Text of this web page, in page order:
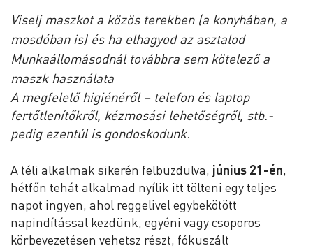
Viselj maszkot a közös terekben (a konyhában, a
mosdóban is) és ha elhagyod az asztalod
Munkaállomásodnál továbbra sem kötelező a
maszk használata
A megfelelő higiénéről – telefon és laptop
fertőtlenítőkről, kézmosási lehetőségről, stb.-
pedig ezentúl is gondoskodunk.
A téli alkalmak sikerén felbuzdulva, június 21-én,
hétfőn tehát alkalmad nyílik itt tölteni egy teljes
napot ingyen, ahol reggelivel egybekötött
napindítással kezdünk, egyéni vagy csoporos
körbevezetésen vehetsz részt, fókuszált